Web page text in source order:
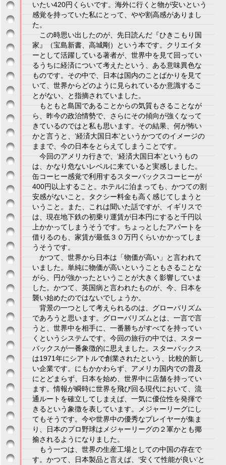
いたい420円くらいです。海外に行くと物が安いという
感覚を持っていた私にとって、やや割高感がありまし
た。
この時思い出したのが、先日読んだ『ひきこもり国
家』（宝島新書、高城剛）という本です。クリエイタ
ーとして活躍している著者が、世界中を見て回ってい
るうちに経済について考えたという、ある意味異色な
ものです。その中で、日本は国内のことばかりを見て
いて、世界からどのように見られているか意識するこ
とがない、と指摘されていました。
もともと島国であることからの気質もさることなが
ら、昨今の政治情勢で、さらにその傾向が強くなって
きているのではと私も思います。その結果、何が怖い
かと言うと、‘経済大国日本’というかつてのイメージの
ままで、今の日本をとらえてしまうことです。
今回のアメリカ行きで、‘経済大国日本’というもの
は、かなり危ないレベルに来ていると実感しました。
缶コーヒー感覚で利用するスターバックスコーヒーが
400円以上すること。ホテルに泊まっても、かつての割
安感がないこと。タクシー料金も高く感じてしまうと
いうこと。また、これは聞いた話ですが、イギリスで
は、現在地下鉄の初乗り運賃が日本円にすると千円以
上かかってしまうそうです。ちょっとしたアパートを
借りるのも、家賃が最低３０万円くらいかかってしま
うそうです。
かつて、世界から日本は「物価が高い」と言われて
いました。単純に物価が高いということもさることな
がら、円が強かったということが大きく影響していま
した。かつて、英国病と言われたものが、今、日本を
襲い始めたのではないでしょうか。
背景の一つとして考えられるのは、グローバリズム
であろうと思います。グローバリズムとは、一言で言
うと、世界中を相手に、一番勝ちがすべてを持ってい
くというシステムです。今回の旅行の中では、スター
バックスが一番象徴的に思えました。スターバックス
は1971年にシアトルで創業されたという、比較的新し
い企業です。にもかかわらず、アメリカ国内での普及
にとどまらず、日本を始め、世界中に店舗を持ってい
ます。情報が瞬時に世界を飛び回る現代において、流
通ルートを確立してしまえば、一気に優位性を発揮で
きるという象徴を表しています。メジャーリーグにし
てもそうです。今や世界中の優秀なプレイヤーが集ま
り、日本のプロ野球はメジャーリーグの２軍かとも揶
揄されるようになりました。
もう一つは、世界の生産工場としての中国の存在で
す。かつて、日本製品と言えば、‘安くて性能が良い’と